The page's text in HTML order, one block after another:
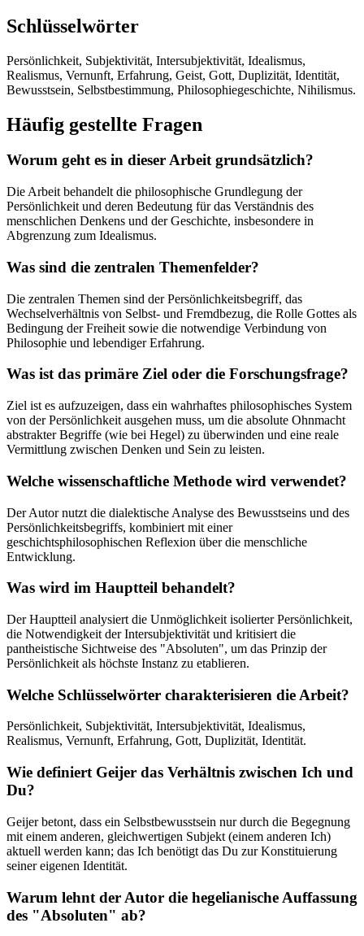
Schlüsselwörter
Persönlichkeit, Subjektivität, Intersubjektivität, Idealismus,
Realismus, Vernunft, Erfahrung, Geist, Gott, Duplizität, Identität,
Bewusstsein, Selbstbestimmung, Philosophiegeschichte, Nihilismus.
Häufig gestellte Fragen
Worum geht es in dieser Arbeit grundsätzlich?
Die Arbeit behandelt die philosophische Grundlegung der
Persönlichkeit und deren Bedeutung für das Verständnis des
menschlichen Denkens und der Geschichte, insbesondere in
Abgrenzung zum Idealismus.
Was sind die zentralen Themenfelder?
Die zentralen Themen sind der Persönlichkeitsbegriff, das
Wechselverhältnis von Selbst- und Fremdbezug, die Rolle Gottes als
Bedingung der Freiheit sowie die notwendige Verbindung von
Philosophie und lebendiger Erfahrung.
Was ist das primäre Ziel oder die Forschungsfrage?
Ziel ist es aufzuzeigen, dass ein wahrhaftes philosophisches System
von der Persönlichkeit ausgehen muss, um die absolute Ohnmacht
abstrakter Begriffe (wie bei Hegel) zu überwinden und eine reale
Vermittlung zwischen Denken und Sein zu leisten.
Welche wissenschaftliche Methode wird verwendet?
Der Autor nutzt die dialektische Analyse des Bewusstseins und des
Persönlichkeitsbegriffs, kombiniert mit einer
geschichtsphilosophischen Reflexion über die menschliche
Entwicklung.
Was wird im Hauptteil behandelt?
Der Hauptteil analysiert die Unmöglichkeit isolierter Persönlichkeit,
die Notwendigkeit der Intersubjektivität und kritisiert die
pantheistische Sichtweise des "Absoluten", um das Prinzip der
Persönlichkeit als höchste Instanz zu etablieren.
Welche Schlüsselwörter charakterisieren die Arbeit?
Persönlichkeit, Subjektivität, Intersubjektivität, Idealismus,
Realismus, Vernunft, Erfahrung, Gott, Duplizität, Identität.
Wie definiert Geijer das Verhältnis zwischen Ich und
Du?
Geijer betont, dass ein Selbstbewusstsein nur durch die Begegnung
mit einem anderen, gleichwertigen Subjekt (einem anderen Ich)
aktuell werden kann; das Ich benötigt das Du zur Konstituierung
seiner eigenen Identität.
Warum lehnt der Autor die hegelianische Auffassung
des "Absoluten" ab?